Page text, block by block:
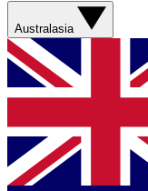
Australasia